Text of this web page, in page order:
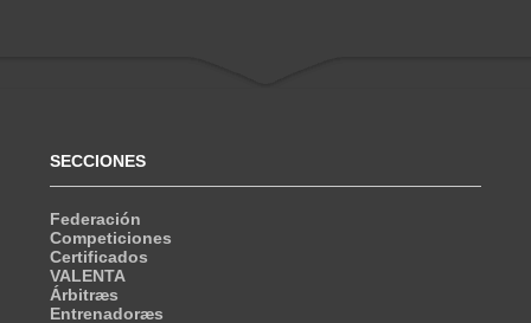
SECCIONES
Federación
Competiciones
Certificados
VALENTA
Árbitræs
Entrenadoræs